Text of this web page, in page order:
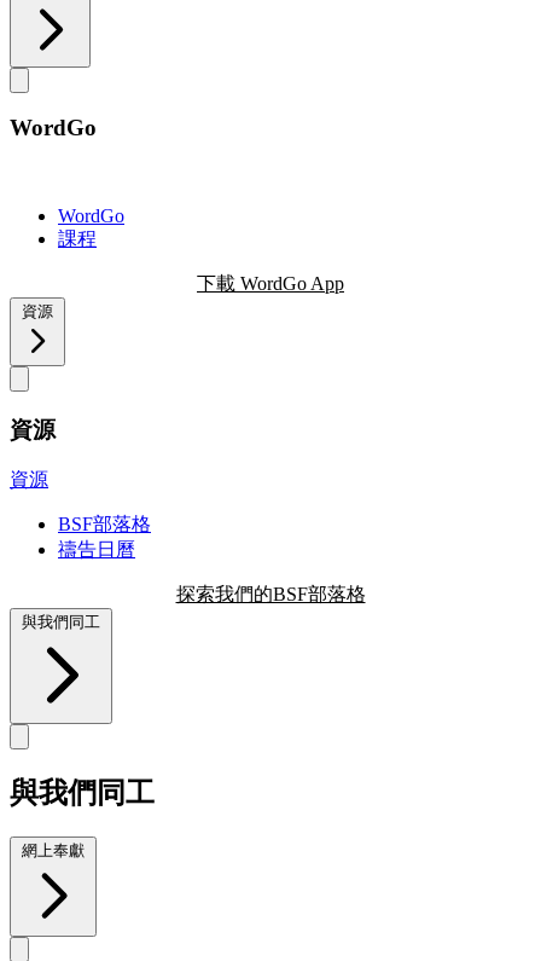
WordGo
WordGo
課程
下載 WordGo App
資源
資源
資源
BSF部落格
禱告日曆
探索我們的BSF部落格
與我們同工
與我們同工
網上奉獻